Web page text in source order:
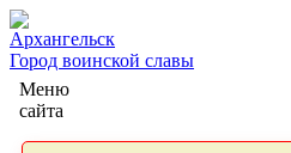
Архангельск
Город воинской славы
Меню
сайта